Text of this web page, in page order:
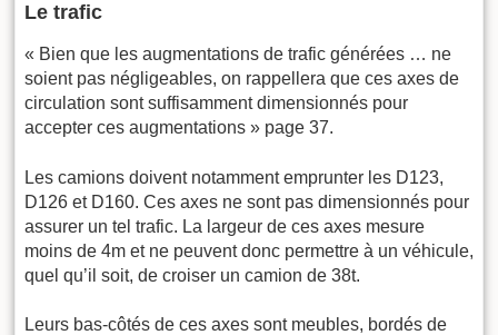
Le trafic
« Bien que les augmentations de trafic générées … ne
soient pas négligeables, on rappellera que ces axes de
circulation sont suffisamment dimensionnés pour
accepter ces augmentations » page 37.
Les camions doivent notamment emprunter les D123,
D126 et D160. Ces axes ne sont pas dimensionnés pour
assurer un tel trafic. La largeur de ces axes mesure
moins de 4m et ne peuvent donc permettre à un véhicule,
quel qu’il soit, de croiser un camion de 38t.
Leurs bas-côtés de ces axes sont meubles, bordés de